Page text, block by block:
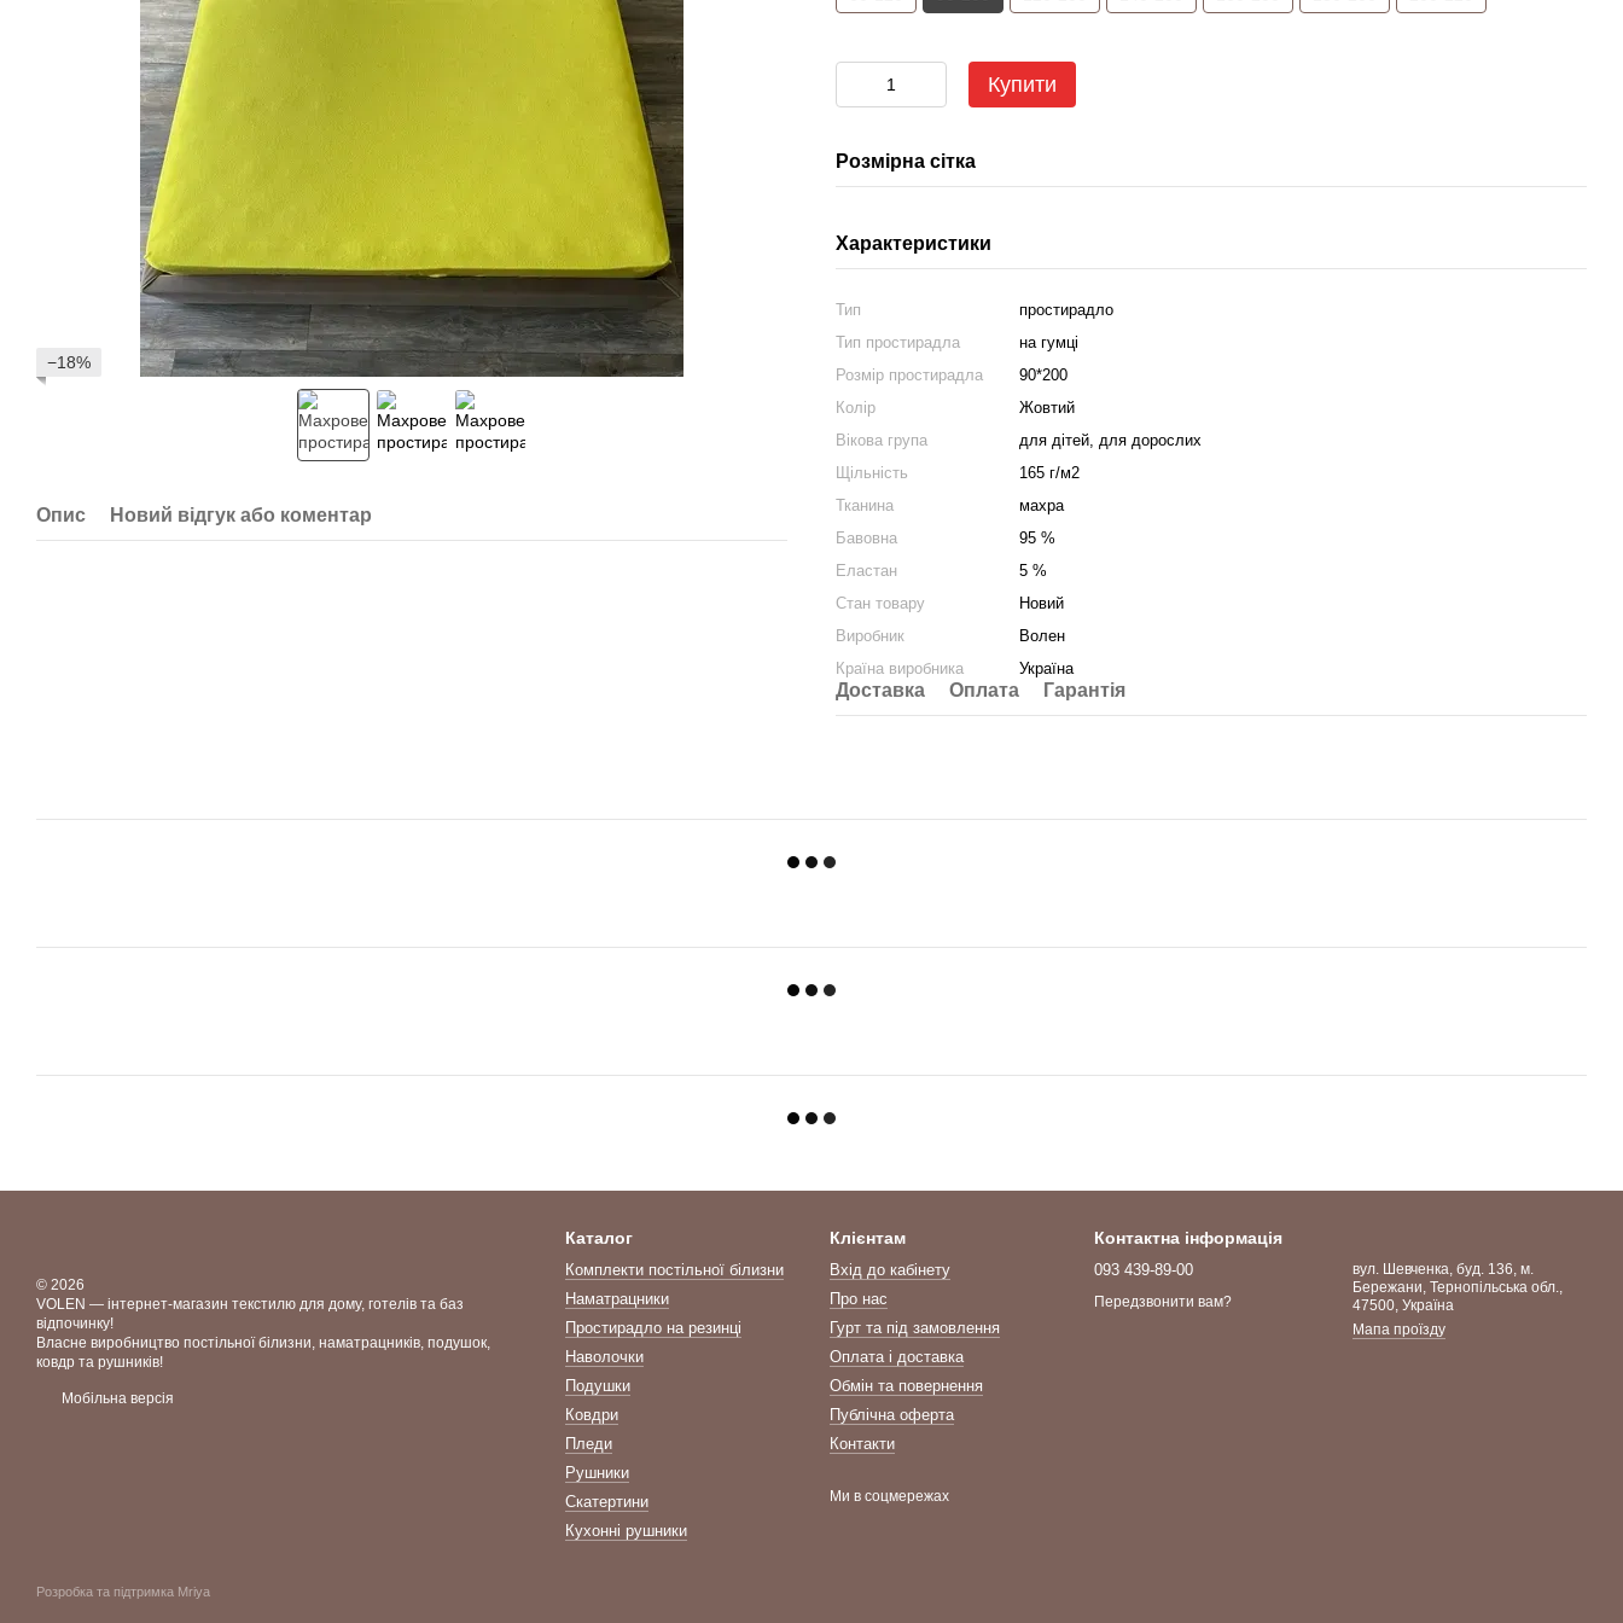
−18%
Опис Новий відгук або коментар
Купити
Розмірна сітка
Характеристики
Тип
простирадло
Тип простирадла
на гумці
Розмір простирадла
90*200
Колір
Жовтий
Вікова група
для дітей, для дорослих
Щільність
165 г/м2
Тканина
махра
Бавовна
95 %
Еластан
5 %
Стан товару
Новий
Виробник
Волен
Країна виробника
Україна
Доставка Оплата Гарантія
© 2026
VOLEN — інтернет-магазин текстилю для дому, готелів та баз
відпочинку!
Власне виробництво постільної білизни, наматрацників, подушок,
ковдр та рушників!
Мобільна версія
Розробка та підтримка Mriya
Каталог
Комплекти постільної білизни
Наматрацники
Простирадло на резинці
Наволочки
Подушки
Ковдри
Пледи
Рушники
Скатертини
Кухонні рушники
Клієнтам
Вхід до кабінету
Про нас
Гурт та під замовлення
Оплата і доставка
Обмін та повернення
Публічна оферта
Контакти
Ми в соцмережах
Контактна інформація
093 439-89-00
Передзвонити вам?
вул. Шевченка, буд. 136, м.
Бережани, Тернопільська обл.,
47500, Україна
Мапа проїзду